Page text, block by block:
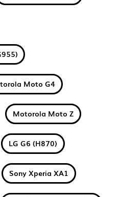
Moto G4
Motorola Moto Z
LG G6 (H870)
Sony Xperia XA1